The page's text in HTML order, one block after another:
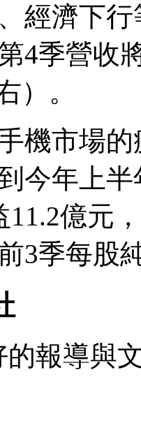
經濟下
4季營收
）。
機市場
今年上
11.2億元
3季每股
報導與